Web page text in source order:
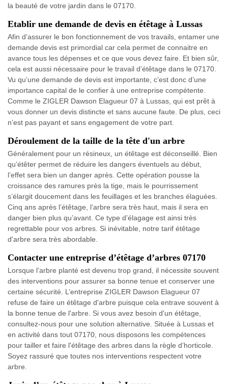
la beauté de votre jardin dans le 07170.
Etablir une demande de devis en étêtage à Lussas
Afin d’assurer le bon fonctionnement de vos travails, entamer une
demande devis est primordial car cela permet de connaitre en
avance tous les dépenses et ce que vous devez faire. Et bien sûr,
cela est aussi nécessaire pour le travail d’étêtage dans le 07170.
Vu qu’une demande de devis est importante, c’est donc d’une
importance capital de le confier à une entreprise compétente.
Comme le ZIGLER Dawson Elagueur 07 à Lussas, qui est prêt à
vous donner un devis distincte et sans aucune faute. De plus, ceci
n’est pas payant et sans engagement de votre part.
Déroulement de la taille de la tête d'un arbre
Généralement pour un résineux, un étêtage est déconseillé. Bien
qu’étêter permet de réduire les dangers éventuels au début,
l’effet sera bien un danger après. Cette opération pousse la
croissance des ramures près la tige, mais le pourrissement
s’élargit doucement dans les feuillages et les branches élaguées.
Cinq ans après l’étêtage, l’arbre sera très haut, mais il sera en
danger bien plus qu’avant. Ce type d’élagage est ainsi très
regrettable pour vos arbres. Si inévitable, notre tarif étêtage
d'arbre sera très abordable.
Contacter une entreprise d’étêtage d’arbres 07170
Lorsque l’arbre planté est devenu trop grand, il nécessite souvent
des interventions pour assurer sa bonne tenue et conserver une
certaine sécurité. L’entreprise ZIGLER Dawson Elagueur 07
refuse de faire un étêtage d'arbre puisque cela entrave souvent à
la bonne tenue de l'arbre. Si vous avez besoin d'un étêtage,
consultez-nous pour une solution alternative. Située à Lussas et
en activité dans tout 07170, nous disposons les compétences
pour tailler et faire l'étêtage des arbres dans la règle d’horticole.
Soyez rassuré que toutes nos interventions respectent votre
arbre.